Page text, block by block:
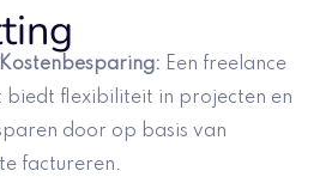
: Een freelance
biedt flexibiliteit in projecten en
door op basis van
factureren.